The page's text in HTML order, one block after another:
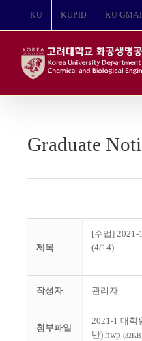
뛰
KU KUPID KU
Graduate
제목
[수업] 2021-
(4/14)
작성자 관리자
첨부파일
2021-1 대학
반).hwp